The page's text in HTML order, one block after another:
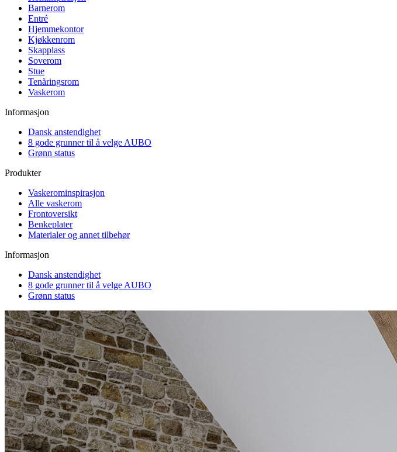
Barnerom
Entré
Hjemmekontor
Kjøkkenrom
Skapplass
Soverom
Stue
Tenåringsrom
Vaskerom
Informasjon
Dansk anstendighet
8 gode grunner til å velge AUBO
Grønn status
Produkter
Vaskerominspirasjon
Alle vaskerom
Frontoversikt
Benkeplater
Materialer og annet tilbehør
Informasjon
Dansk anstendighet
8 gode grunner til å velge AUBO
Grønn status